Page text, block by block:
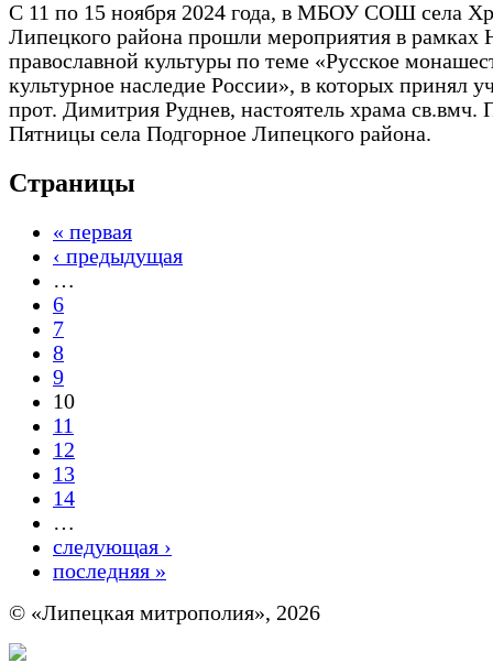
С 11 по 15 ноября 2024 года, в МБОУ СОШ села
Липецкого района прошли мероприятия в рамках
православной культуры по теме «Русское
культурное наследие России», в которых принял
прот. Димитрия Руднев, настоятель храма св.вмч.
Пятницы села Подгорное Липецкого района.
Страницы
« первая
‹ предыдущая
…
6
7
8
9
10
11
12
13
14
…
следующая ›
последняя »
© «Липецкая митрополия», 2026